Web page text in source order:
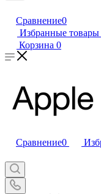
Сравнение0
Избранные товары
Корзина 0
Сравнение0